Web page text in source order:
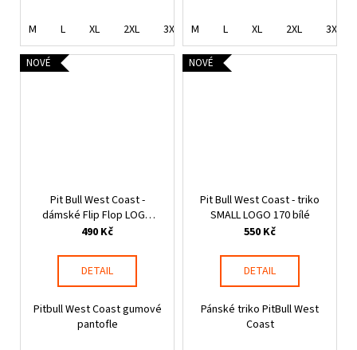
M L XL 2XL 3XL M L XL 2XL 3XL
NOVÉ
Pit Bull West Coast -
dámské Flip Flop LOGO
černé
490 Kč
DETAIL
Pitbull West Coast gumové
pantofle
NOVÉ
Pit Bull West Coast - triko
SMALL LOGO 170 bílé
550 Kč
DETAIL
Pánské triko PitBull West
Coast